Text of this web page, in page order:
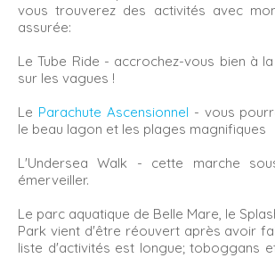
vous trouverez des activités avec
assurée:
Le Tube Ride - accrochez-vous bien à
sur les vagues !
Le Parachute Ascensionnel - vous
le beau lagon et les plages magnifiques
L'Undersea Walk - cette marche
émerveiller.
Le parc aquatique de Belle Mare, le
Park vient d'être réouvert après avoir
liste d'activités est longue; toboggans